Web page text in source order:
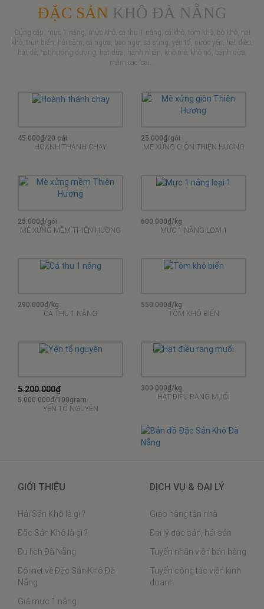
ĐẶC SẢN KHÔ ĐÀ NẴNG
Cung cấp: mực 1 nắng, mực khô, cá thu 1 nắng, cá khô, tôm khô, bò khô, nai
khô, trùn biển, hải sâm, cá ngựa, bào ngư, sá sùng, yến tổ, nước yến, hạt điều,
hạt dẻ, hạt hướng dương, hạt dưa, hạnh nhân, khô mè, khô nổ, bánh dừa,
mắm các loại...
45.000₫/20 cái
HOÀNH THÁNH CHAY
25.000₫/gói
MÈ XỬNG GIÒN THIÊN HƯƠNG
25.000₫/gói
MÈ XỬNG MỀM THIÊN HƯƠNG
600.000₫/kg
MỰC 1 NẮNG LOẠI 1
290.000₫/kg
CÁ THU 1 NẮNG
550.000₫/kg
TÔM KHÔ BIỂN
5.200.000₫
5.000.000₫/100gram
YẾN TỔ NGUYÊN
300.000₫/kg
HẠT ĐIỀU RANG MUỐI
GIỚI THIỆU
Hải Sản Khô là gì ?
Đặc Sản Khô là gì ?
Du lịch Đà Nẵng
Đôi nét về Đặc Sản Khô Đà
Nẵng
Giá mực 1 nắng
DỊCH VỤ & ĐẠI LÝ
Giao hàng tận nhà
Đại lý đặc sản, hải sản
Tuyển nhân viên bán hàng
Tuyển cộng tác viên kinh
doanh